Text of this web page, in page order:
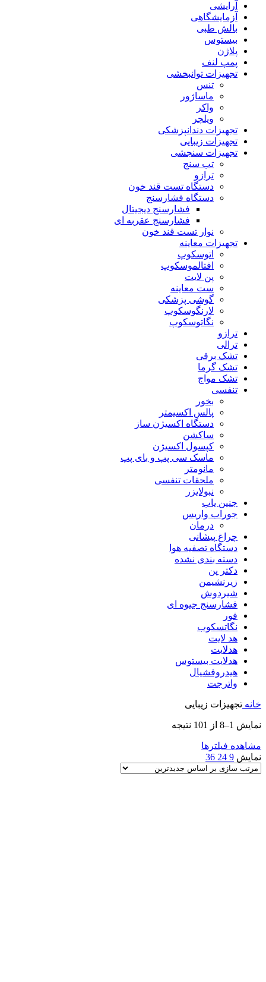
آرایشی
آزمایشگاهی
بالش طبی
بیستوس
پلاژن
پمپ لنف
تجهیزات توانبخشی
تنس
ماساژور
واکر
ویلچر
تجهیزات دندانپزشکی
تجهیزات زیبایی
تجهیزات سنجشی
تب سنج
ترازو
دستگاه تست قند خون
دستگاه فشارسنج
فشارسنج دیجیتال
فشارسنج عقربه ای
نوار تست قند خون
تجهیزات معاینه
اتوسکوپ
افتالموسکوپ
پن لایت
ست معاینه
گوشی پزشکی
لارنگوسکوپ
نگاتوسکوپ
ترازو
ترالی
تشک برقی
تشک گرما
تشک مواج
تنفسی
بخور
پالس اکسیمتر
دستگاه اکسیژن ساز
ساکشن
کپسول اکسیژن
ماسک سی پپ و بای پپ
مانومتر
ملحقات تنفسی
نبولایزر
جنین یاب
جوراب واریس
درمان
چراغ پیشانی
دستگاه تصفیه هوا
دسته بندی نشده
دکتر پن
زیرنشیمن
شیردوش
فشارسنج جیوه ای
فور
نگاتسکوب
هد لایت
هدلایت
هدلایت بیستوس
هیدروفشیال
واترجت
خانه تجهیزات زیبایی
نمایش 1–8 از 101 نتیجه
مشاهده فیلترها
نمایش 9
24
36